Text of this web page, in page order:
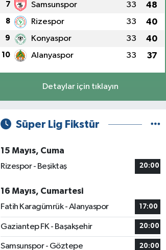
7 Samsunspor 33 48
8 Rizespor 33 40
9 Konyaspor 33 40
10 Alanyaspor 33 37
Detaylar için tıklayın
Süper Lig Fikstür
15 Mayıs, Cuma
Rizespor - Beşiktaş
20:00
16 Mayıs, Cumartesi
Fatih Karagümrük - Alanyaspor
17:00
Gaziantep FK - Başakşehir 20:00
Samsunspor - Göztepe 20:00